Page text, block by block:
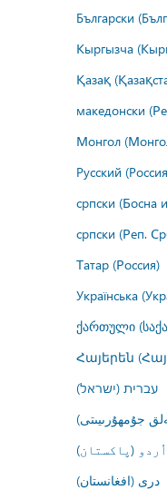
Български
Кыргызча
Қазақ
македонски
Монгол
Русский
српски (Босна
српски (Реп.
Татар (Россия)
Українська
ქართული
Հայերեն
עברית (ישראל)
جۇمھۇرىيىتى)
اُردو (پاکستان)
درى (افغانستان)